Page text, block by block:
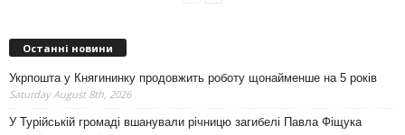
Останні новини
Укрпошта у Княгининку продовжить роботу щонайменше на 5 років
Saturday August 8th, 2026
У Турійській громаді вшанували річницю загибелі Павла Фіщука